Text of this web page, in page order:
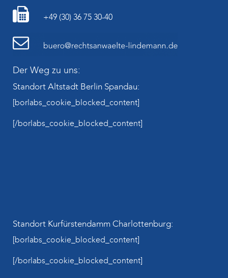
+49 (30) 36 75 30-40
Der Weg zu uns:
Standort Altstadt Berlin Spandau:
[borlabs_cookie_blocked_content]
[/borlabs_cookie_blocked_content]
Standort Kurfürstendamm Charlottenburg:
[borlabs_cookie_blocked_content]
[/borlabs_cookie_blocked_content]